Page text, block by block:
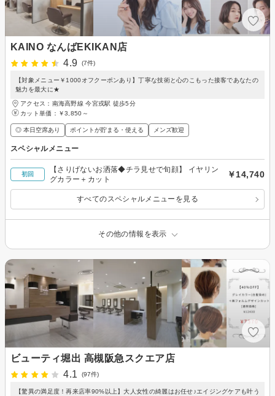
KAINO なんばEKIKAN店
4.9
(7件)
【対象メニュー￥1000オフクーポンあり】丁寧な技術と心のこもった接客であなたの
魅力を最大に★
アクセス：南海高野線 今宮戎駅 徒歩5分
カット単価： ￥3,850～
◎ 本日空席あり ポイントが貯まる・使える メンズ歓迎
スペシャルメニュー
初回
【さりげないお洒落◆チラ見せで旬顔】 イヤリン
グカラー＋カット
￥14,740
すべてのスペシャルメニューを見る
その他の情報を表示
ビューティ堀出 高槻阪急スクエア店
4.1
(97件)
【驚異の満足度！再来店率90%以上】大人女性の綺麗はお任せ♪エイジングケアも叶う